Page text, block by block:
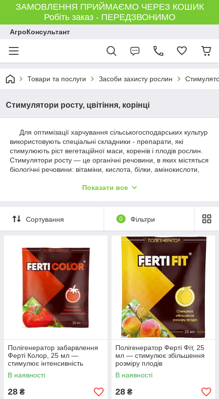
ЗАМОВЛЕННЯ ПРИЙМАЄМО ЧЕРЕЗ КОШИК
Робіть заказ - ПЕРЕДЗВОНИМО
АгроКонсультант
Товари та послуги Засоби захисту рослин
Стимулятори росту, цвітіння, корінці
Для оптимізації харчування сільськогосподарських культур
використовують спеціальні складники - препарати, які
стимулюють ріст вегетаційної маси, коренів і плодів рослин.
Стимулятори росту — це органічні речовини, в яких містяться
біологічні речовини: вітаміни, кислота, білки, амінокислоти,
садівницькому садівництві використовуються різноманітні
ефективними. Імітатори широко застосовують як у приватних
господарствах, так і в приватних підробках, так і в
господарстві. На полях багато культур, у тому числі зернові та
Показати все
Сортування 0 Фільтри
Полігенератор забарвлення
Ферті Колор, 25 мл —
стимулює інтенсивність
забарвлення плодів та ягід
В наявності
28 ₴
Полігенератор Ферті Фіт, 25
мл — стимулює збільшення
розміру плодів
В наявності
28 ₴